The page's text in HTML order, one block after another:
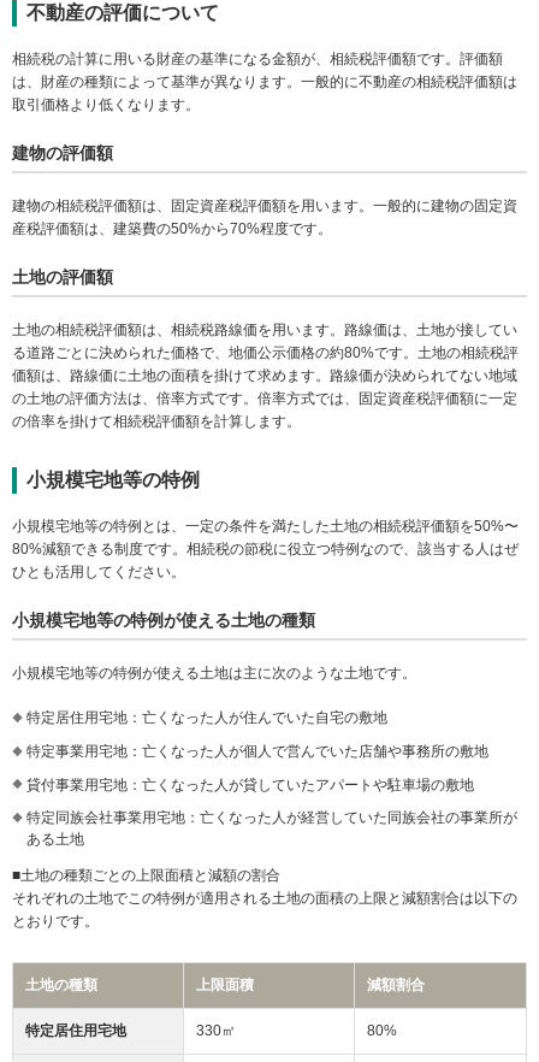
不動産の評価について
相続税の計算に用いる財産の基準になる金額が、相続税評価額です。評価額
は、財産の種類によって基準が異なります。一般的に不動産の相続税評価額は
取引価格より低くなります。
建物の評価額
建物の相続税評価額は、固定資産税評価額を用います。一般的に建物の固定資
産税評価額は、建築費の50%から70%程度です。
土地の評価額
土地の相続税評価額は、相続税路線価を用います。路線価は、土地が接してい
る道路ごとに決められた価格で、地価公示価格の約80%です。土地の相続税評
価額は、路線価に土地の面積を掛けて求めます。路線価が決められてない地域
の土地の評価方法は、倍率方式です。倍率方式では、固定資産税評価額に一定
の倍率を掛けて相続税評価額を計算します。
小規模宅地等の特例
小規模宅地等の特例とは、一定の条件を満たした土地の相続税評価額を50%〜
80%減額できる制度です。相続税の節税に役立つ特例なので、該当する人はぜ
ひとも活用してください。
小規模宅地等の特例が使える土地の種類
小規模宅地等の特例が使える土地は主に次のような土地です。
特定居住用宅地：亡くなった人が住んでいた自宅の敷地
特定事業用宅地：亡くなった人が個人で営んでいた店舗や事務所の敷地
貸付事業用宅地：亡くなった人が貸していたアパートや駐車場の敷地
特定同族会社事業用宅地：亡くなった人が経営していた同族会社の事業所が
ある土地
■土地の種類ごとの上限面積と減額の割合
それぞれの土地でこの特例が適用される土地の面積の上限と減額割合は以下の
とおりです。
土地の種類 上限面積 減額割合
特定居住用宅地 330㎡ 80%